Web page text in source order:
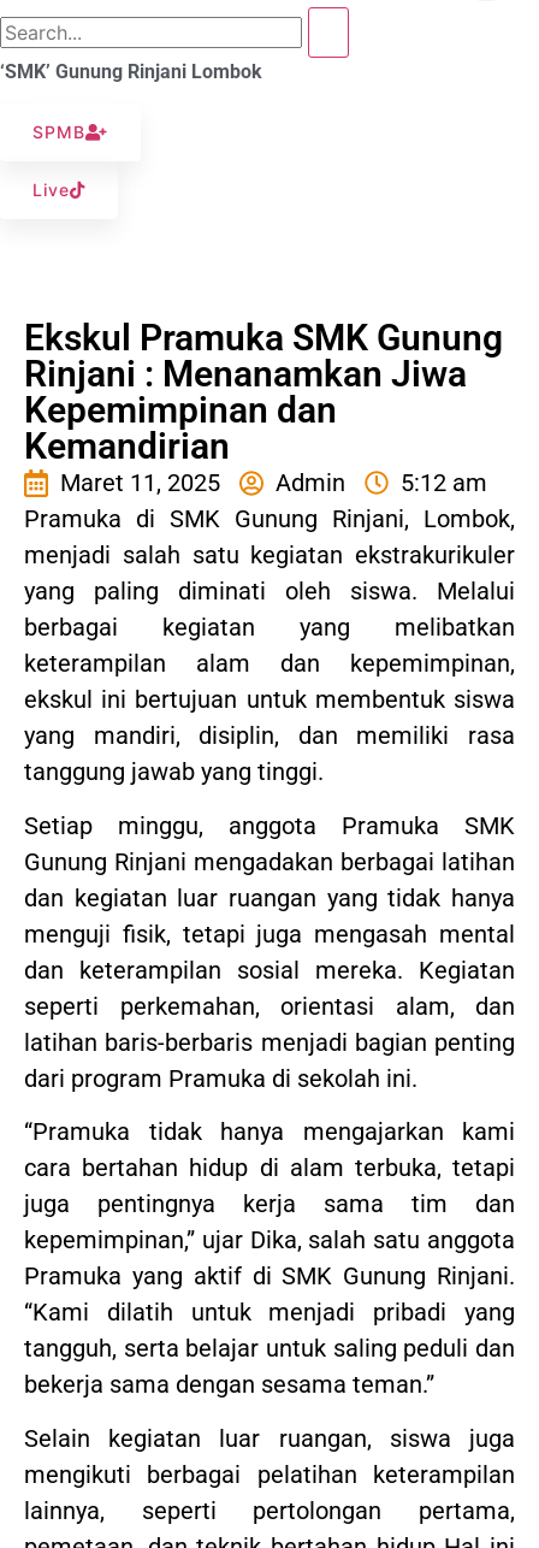
‘SMK’ Gunung Rinjani Lombok
SPMB
Live
Ekskul Pramuka SMK Gunung
Rinjani : Menanamkan Jiwa
Kepemimpinan dan
Kemandirian
Maret 11, 2025 Admin
5:12 am
Pramuka di SMK Gunung Rinjani, Lombok,
menjadi salah satu kegiatan ekstrakurikuler
yang paling diminati oleh siswa. Melalui
berbagai kegiatan yang melibatkan
keterampilan alam dan kepemimpinan,
ekskul ini bertujuan untuk membentuk siswa
yang mandiri, disiplin, dan memiliki rasa
tanggung jawab yang tinggi.
Setiap minggu, anggota Pramuka SMK
Gunung Rinjani mengadakan berbagai latihan
dan kegiatan luar ruangan yang tidak hanya
menguji fisik, tetapi juga mengasah mental
dan keterampilan sosial mereka. Kegiatan
seperti perkemahan, orientasi alam, dan
latihan baris-berbaris menjadi bagian penting
dari program Pramuka di sekolah ini.
“Pramuka tidak hanya mengajarkan kami
cara bertahan hidup di alam terbuka, tetapi
juga pentingnya kerja sama tim dan
kepemimpinan,” ujar Dika, salah satu anggota
Pramuka yang aktif di SMK Gunung Rinjani.
“Kami dilatih untuk menjadi pribadi yang
tangguh, serta belajar untuk saling peduli dan
bekerja sama dengan sesama teman.”
Selain kegiatan luar ruangan, siswa juga
mengikuti berbagai pelatihan keterampilan
lainnya, seperti pertolongan pertama,